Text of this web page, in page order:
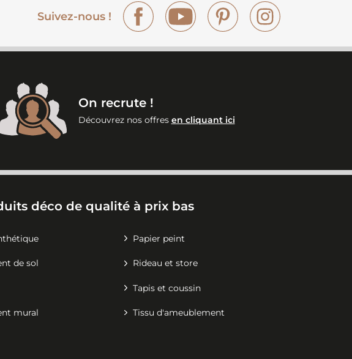
Suivez-nous !
Facebook YouTube Pinterest
On recrute !
Découvrez nos offres en cliquant ici
déco de qualité à prix bas
Papier peint
de sol Rideau et store
Tapis et coussin
mural Tissu d'ameublement